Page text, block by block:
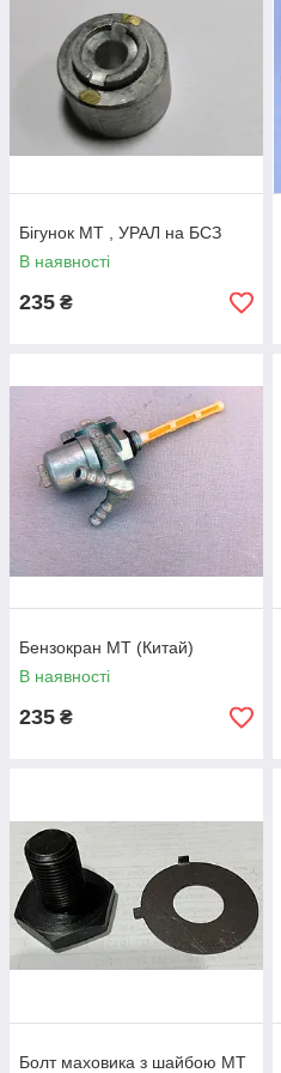
Бігунок МТ , УРАЛ на БСЗ
В наявності
235 ₴
Бензокран МТ (Китай)
В наявності
235 ₴
Болт маховика з шайбою МТ